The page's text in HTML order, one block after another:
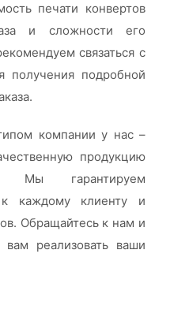
печати конвертов
и сложности его
связаться с
подробной
компании у нас –
продукцию
Мы гарантируем
к каждому клиенту и
Обращайтесь к нам и
реализовать ваши